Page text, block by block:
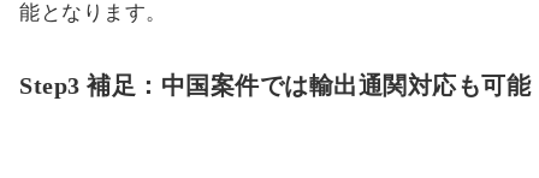
能となります。
Step3 補足：中国案件では輸出通関対応も可能